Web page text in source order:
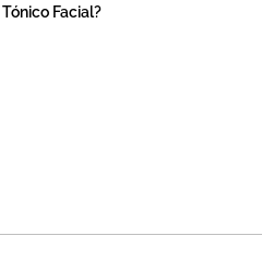
Facial?